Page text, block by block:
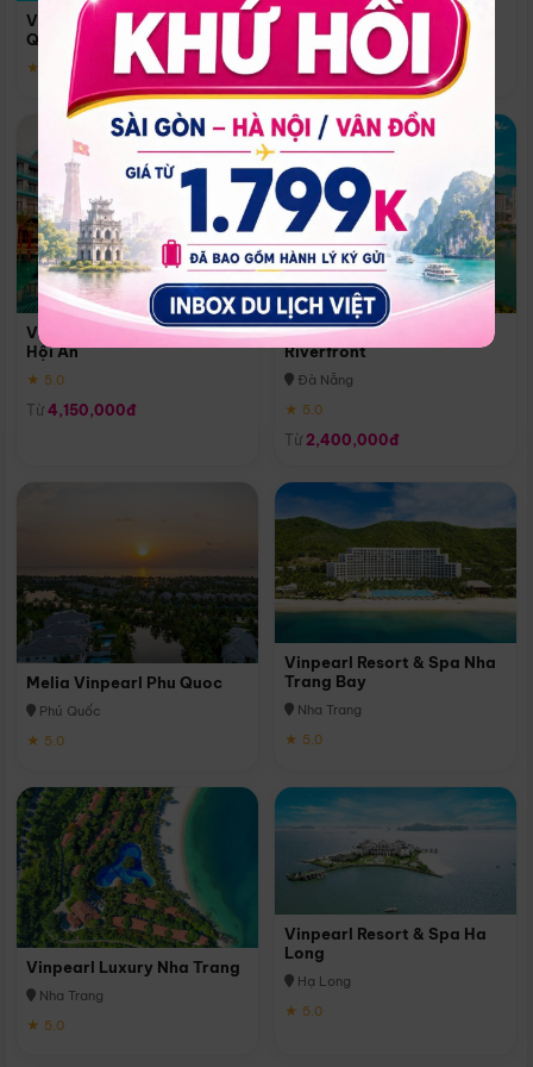
Vinpearl Resort & Spa Phu
Quoc
★ 5.0
Quoc
Phú Quốc
★ 5.0
Vinpearl Resort & Golf Nam
Hội An
★ 5.0
Từ 4,150,000đ
Melia Vinpearl Danang
Riverfront
Đà Nẵng
★ 5.0
Từ 2,400,000đ
Melia Vinpearl Phu Quoc
Phú Quốc
★ 5.0
Vinpearl Resort & Spa Nha
Trang Bay
Nha Trang
★ 5.0
Vinpearl Luxury Nha Trang
Nha Trang
★ 5.0
Vinpearl Resort & Spa Ha
Long
Hạ Long
★ 5.0